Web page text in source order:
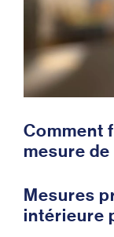
Comment
mesure de
Mesures
intérieure